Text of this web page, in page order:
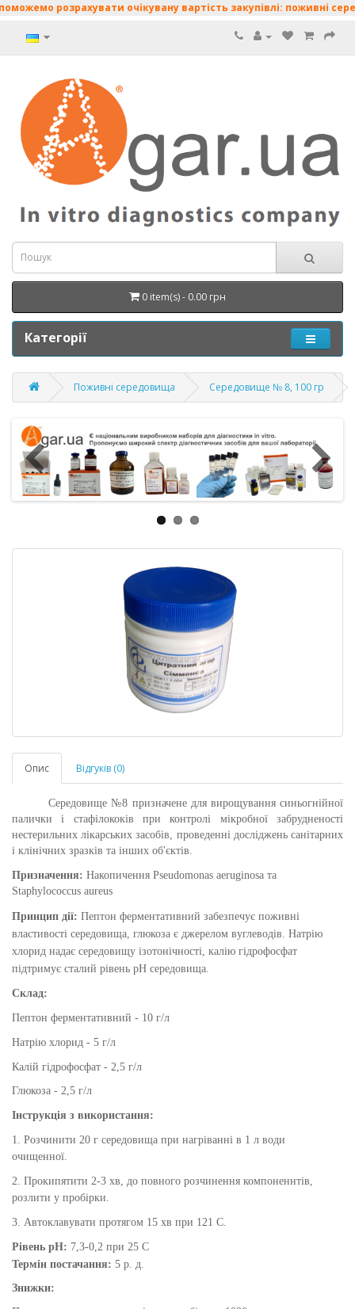
розрахувати очікувану вартість закупівлі: поживні
0 item(s) - 0.00 грн
Категорії
Поживні середовища Середовище № 8, 100 гр
Опис Відгуків (0)
Середовище №8 призначене для вирощування синьогнійної
палички і стафілококів при контролі мікробної забрудненості
нестерильних лікарських засобів, проведенні досліджень санітарних
і клінічних зразків та інших об'єктів.
Призначення: Накопичення Pseudomonas aeruginosa та
Staphylococcus aureus
Принцип дії: Пептон ферментативний забезпечує поживні
властивості середовища, глюкоза є джерелом вуглеводів. Натрію
хлорид надає середовищу ізотонічності, калію гідрофосфат
підтримує сталий рівень pH середовища.
Склад:
Пептон ферментативний - 10 г/л
Натрію хлорид - 5 г/л
Калій гідрофосфат - 2,5 г/л
Глюкоза - 2,5 г/л
Інструкція з використання:
1. Розчинити 20 г середовища при нагріванні в 1 л води
очищенної.
2 . Прокипятити 2-3 хв, до повного розчинення компоненнтів,
розлити у пробірки.
3. Автоклавувати протягом 15 хв при 121 С.
Рівень pH: 7,3-0,2 при 25 С
Термін постачання: 5 р. д.
Знижки: